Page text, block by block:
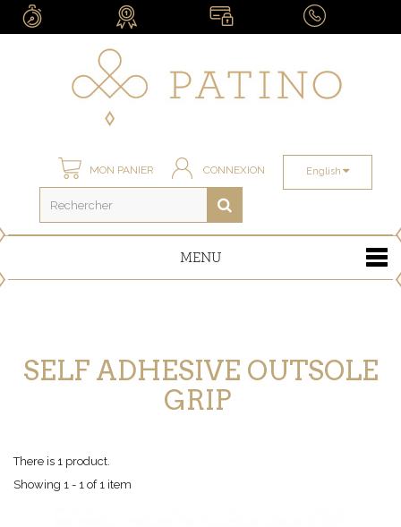
English
CONNEXION
MON PANIER
MENU
SELF ADHESIVE OUTSOLE
GRIP
There is 1 product.
Showing 1 - 1 of 1 item